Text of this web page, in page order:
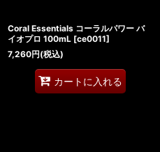
Coral Essentials コーラルパワー バ
イオプロ 100mL [ce0011]
7,260円(税込)
カートに入れる